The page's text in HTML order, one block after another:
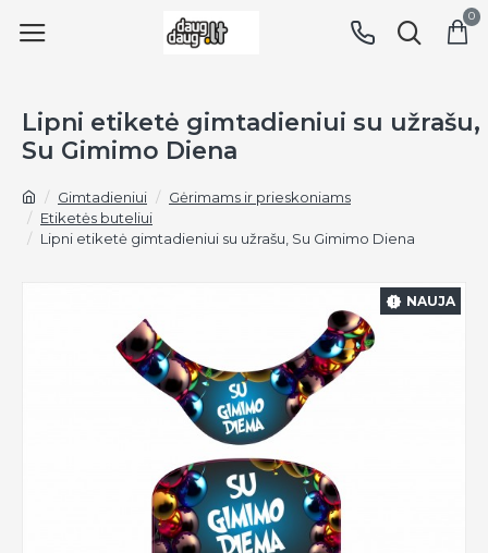
0
Gimtadieniui
Gėrimams ir prieskoniams
Etiketės buteliui
Lipni etiketė gimtadieniui su užrašu, Su Gimimo Diena
Lipni etiketė gimtadieniui su užrašu,
Su Gimimo Diena
NAUJA